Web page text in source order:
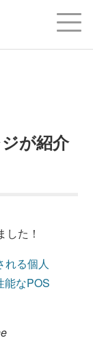
が紹介
た！
る個人
能なPOS